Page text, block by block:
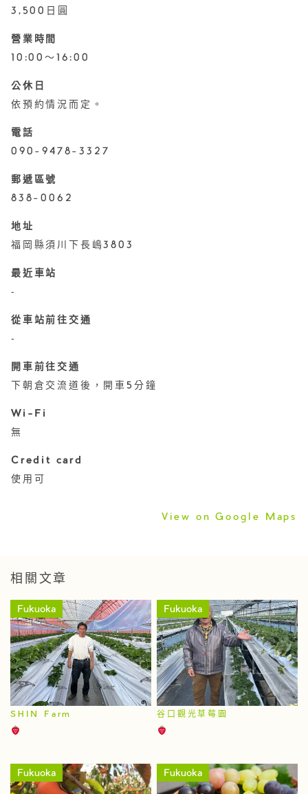
3,500日圓
營業時間
10:00～16:00
公休日
依預約情況而定。
電話
090-9478-3327
郵遞區號
838-0062
地址
福岡縣須川下長嶋3803
最近車站
‐
從車站前往交通
‐
開車前往交通
下朝倉交流道後，開車5分鐘
Wi-Fi
無
Credit card
使用可
View on Google Maps
相關文章
Fukuoka
SHIN Farm
Fukuoka
谷口觀光草莓園
Fukuoka Fukuoka